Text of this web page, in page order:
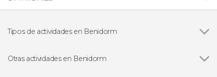
Tipos de actividades en Benidorm
Entradas
Otras actividades en Benidorm